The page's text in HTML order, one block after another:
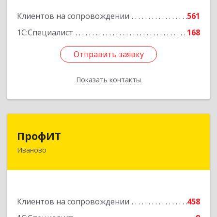
Клиентов на сопровождении
561
1С:Специалист
168
Отправить заявку
Показать контакты
Отправить заявку
Назад
ПрофИТ
Иваново
Клиентов на сопровождении
458
153000, Ивановская обл, г.о. город Иваново,
Подробнее